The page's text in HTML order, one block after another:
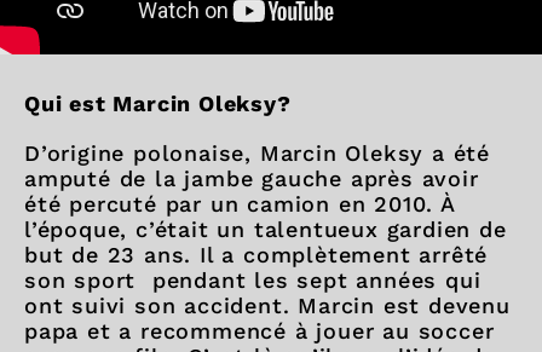
Qui est Marcin Oleksy?
D’origine polonaise, Marcin Oleksy a été
amputé de la jambe gauche après avoir
été percuté par un camion en 2010. À
l’époque, c’était un talentueux gardien de
but de 23 ans. Il a complètement arrêté
son sport pendant les sept années qui
ont suivi son accident. Marcin est devenu
papa et a recommencé à jouer au soccer